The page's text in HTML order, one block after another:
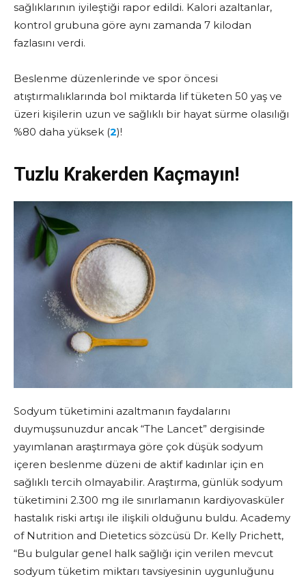
sağlıklarının iyileştiği rapor edildi. Kalori azaltanlar,
kontrol grubuna göre aynı zamanda 7 kilodan
fazlasını verdi.
Beslenme düzenlerinde ve spor öncesi
atıştırmalıklarında bol miktarda lif tüketen 50 yaş ve
üzeri kişilerin uzun ve sağlıklı bir hayat sürme olasılığı
%80 daha yüksek (2)!
Tuzlu Krakerden Kaçmayın!
Sodyum tüketimini azaltmanın faydalarını
duymuşsunuzdur ancak “The Lancet” dergisinde
yayımlanan araştırmaya göre çok düşük sodyum
içeren beslenme düzeni de aktif kadınlar için en
sağlıklı tercih olmayabilir. Araştırma, günlük sodyum
tüketimini 2.300 mg ile sınırlamanın kardiyovasküler
hastalık riski artışı ile ilişkili olduğunu buldu. Academy
of Nutrition and Dietetics sözcüsü Dr. Kelly Prichett,
“Bu bulgular genel halk sağlığı için verilen mevcut
sodyum tüketim miktarı tavsiyesinin uygunluğunu